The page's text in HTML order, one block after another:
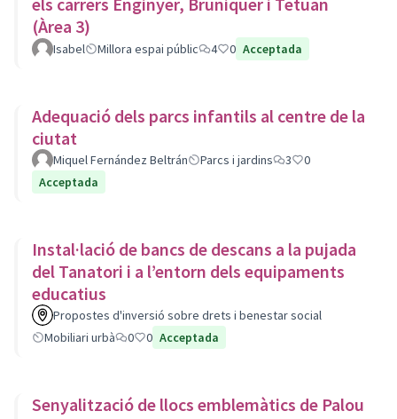
(Àrea 3)
Isabel Millora espai públic 4 0 Acceptada
Adequació dels parcs infantils al centre de la
ciutat
Miquel Fernández Beltrán Parcs i jardins 3
0
Acceptada
Instal·lació de bancs de descans a la pujada
del Tanatori i a l’entorn dels equipaments
educatius
Propostes d'inversió sobre drets i benestar social
Mobiliari urbà
0 0 Acceptada
Senyalització de llocs emblemàtics de Palou